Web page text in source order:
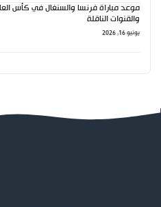
والقنوات الناقلة
يونيو 16, 2026